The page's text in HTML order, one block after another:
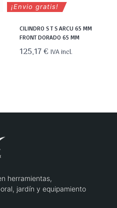
¡Envio gratis!
CILINDRO S T S ARCU 65 MM
FRONT DORADO 65 MM
125,17€ IVA incl.
herramientas,
jardín y equipamiento